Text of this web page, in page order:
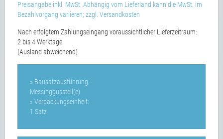
Preisangabe inkl. MwSt. Abhängig vom Lieferland kann die MwSt. im
Bezahlvorgang variieren; zzgl. Versandkosten
Nach erfolgtem Zahlungseingang voraussichtlicher Lieferzeitraum:
2 bis 4 Werktage.
(Ausland abweichend)
» Bausatzausführung:
Messinggussteil(e)
» Verpackungseinheit:
1 Satz